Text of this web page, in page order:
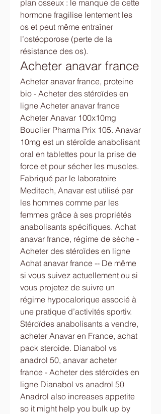
plan osseux : le manque de cette
hormone fragilise lentement les
os et peut même entraîner
l’ostéoporose (perte de la
résistance des os).
Acheter anavar france
Acheter anavar france, proteine
bio - Acheter des stéroïdes en
ligne Acheter anavar france
Acheter Anavar 100x10mg
Bouclier Pharma Prix 105. Anavar
10mg est un stéroïde anabolisant
oral en tablettes pour la prise de
force et pour sécher les muscles.
Fabriqué par le laboratoire
Meditech, Anavar est utilisé par
les hommes comme par les
femmes grâce à ses propriétés
anabolisants spécifiques. Achat
anavar france, régime de sèche -
Acheter des stéroïdes en ligne
Achat anavar france -- De même
si vous suivez actuellement ou si
vous projetez de suivre un
régime hypocalorique associé à
une pratique d’activités sportiv.
Stéroïdes anabolisants a vendre,
acheter Anavar en France, achat
pack steroide. Dianabol vs
anadrol 50, anavar acheter
france - Acheter des stéroïdes en
ligne Dianabol vs anadrol 50
Anadrol also increases appetite
so it might help you bulk up by